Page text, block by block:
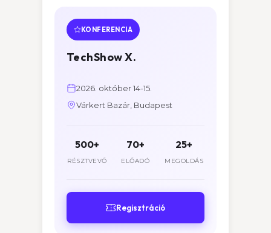
KONFERENCIA
TechShow X.
2026. október 14-15.
Várkert Bazár, Budapest
500+
RÉSZTVEVŐ
70+
ELŐADÓ
25+
MEGOLDÁS
Regisztráció